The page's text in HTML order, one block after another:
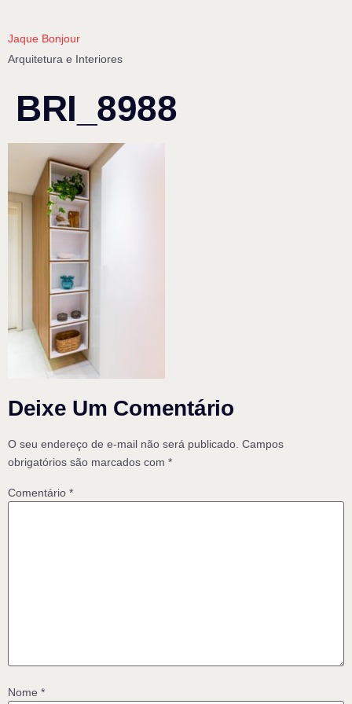
Jaque Bonjour
Arquitetura e Interiores
BRI_8988
Deixe Um Comentário
O seu endereço de e-mail não será publicado. Campos
obrigatórios são marcados com *
Comentário *
Nome *